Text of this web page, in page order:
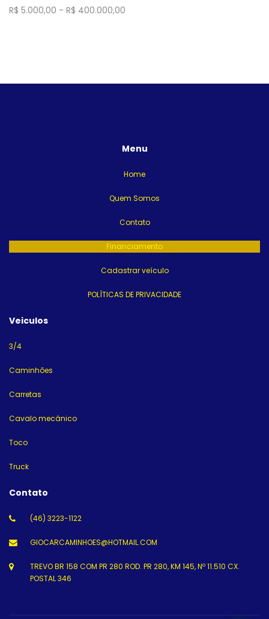
R$ 5.000,00 - R$ 400.000,00
Menu
Home
Quem Somos
Contato
Financiamento
Cadastrar veículo
POLÍTICAS DE PRIVACIDADE
Veiculos
3/4
Caminhões
Carretas
Cavalo mecânico
Toco
Truck
Contato
(46) 3223-1122
GIOCARCAMINHOES@HOTMAIL.COM
TREVO BR 158 COM PR 280 ROD. PR 280, KM 145, Nº 11.510 CX.
POSTAL 346